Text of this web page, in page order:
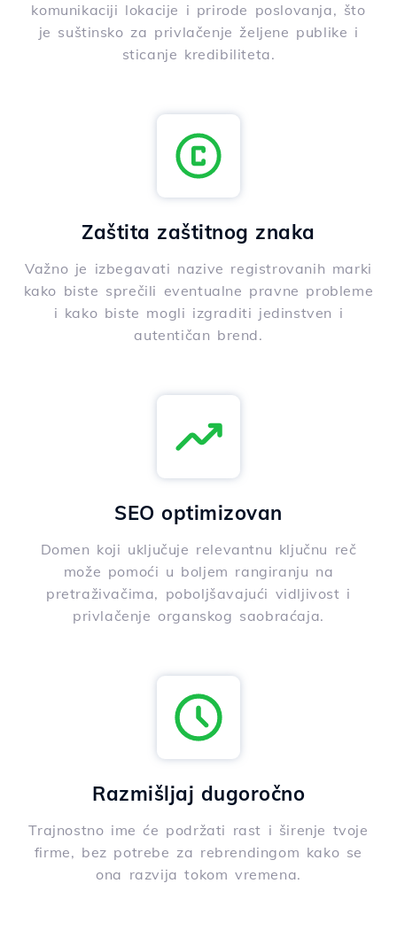
komunikaciji lokacije i prirode poslovanja, što
je suštinsko za privlačenje željene publike i
sticanje kredibiliteta.
Zaštita zaštitnog znaka
Važno je izbegavati nazive registrovanih marki
kako biste sprečili eventualne pravne probleme
i kako biste mogli izgraditi jedinstven i
autentičan brend.
SEO optimizovan
Domen koji uključuje relevantnu ključnu reč
može pomoći u boljem rangiranju na
pretraživačima, poboljšavajući vidljivost i
privlačenje organskog saobraćaja.
Razmišljaj dugoročno
Trajnostno ime će podržati rast i širenje tvoje
firme, bez potrebe za rebrendingom kako se
ona razvija tokom vremena.